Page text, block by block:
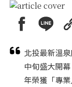
北投最新溫
中旬盛大開
年榮獲「專